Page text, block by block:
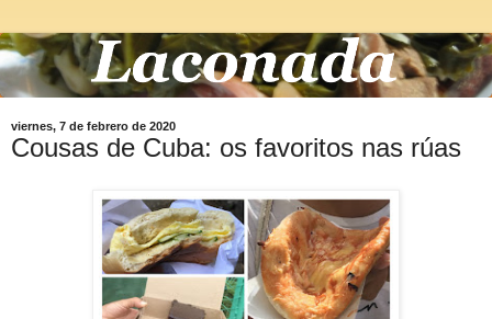
viernes, 7 de febrero de 2020
Cousas de Cuba: os favoritos nas rúas